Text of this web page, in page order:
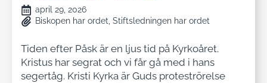
april 29, 2026
Biskopen har ordet Stiftsledningen har ordet
Tiden efter Påsk är en ljus tid på Kyrkoåret.
Kristus har segrat och vi får gå med i hans
segertåg. Kristi Kyrka är Guds proteströrelse